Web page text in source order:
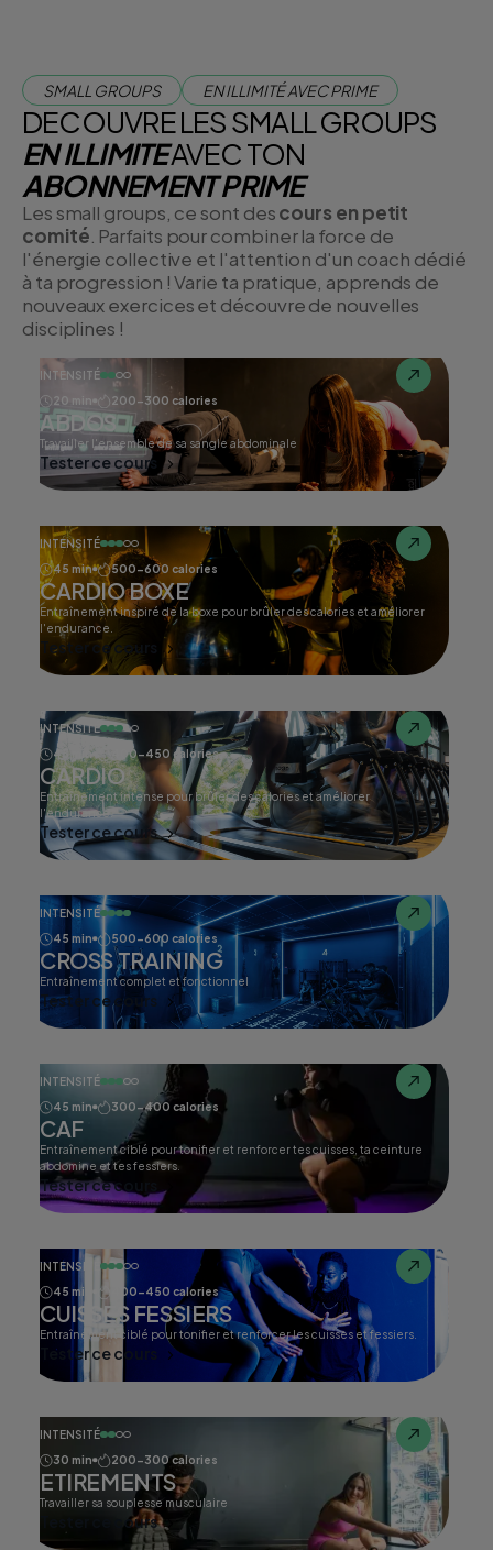
SMALL GROUPS EN ILLIMITÉ AVEC PRIME
DECOUVRE LES SMALL GROUPS
EN ILLIMITEAVEC TON
ABONNEMENT PRIME
Les small groups, ce sont descours en petit
comité . Parfaits pour combiner la force de
l'énergie collective et l'attention d'un coach dédié
à ta progression ! Varie ta pratique, apprends de
nouveaux exercices et découvre de nouvelles
disciplines !
INTENSITÉ
20 min
200-300 calories
ABDOS
Travailler l'ensemble de sa sangle abdominale
Tester ce cours
INTENSITÉ
45 min
500-600 calories
CARDIO BOXE
Entraînement inspiré de la boxe pour brûler des calories et améliorer
l'endurance.
Tester ce cours
INTENSITÉ
45 min
400-450 calories
CARDIO
Entraînement intense pour brûler des calories et améliorer
l'endurance.
Tester ce cours
INTENSITÉ
45 min
500-600 calories
CROSS TRAINING
Entraînement complet et fonctionnel
Tester ce cours
INTENSITÉ
45 min
300-400 calories
CAF
Entraînement ciblé pour tonifier et renforcer tes cuisses, ta ceinture
abdomine et tes fessiers.
Tester ce cours
INTENSITÉ
45 min
400-450 calories
CUISSES FESSIERS
Entraînement ciblé pour tonifier et renforcer les cuisses et fessiers.
Tester ce cours
INTENSITÉ
30 min
200-300 calories
ETIREMENTS
Travailler sa souplesse musculaire
Tester ce cours